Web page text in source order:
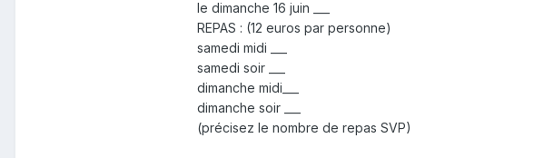
le dimanche 16 juin ___
REPAS : (12 euros par personne)
samedi midi ___
samedi soir ___
dimanche midi___
dimanche soir ___
(précisez le nombre de repas SVP)